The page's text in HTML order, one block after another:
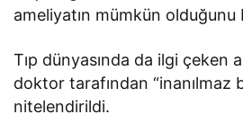
ameliyatın mümkün
Tıp dünyasında da ilgi çeken
doktor tarafından “inanılmaz
nitelendirildi.